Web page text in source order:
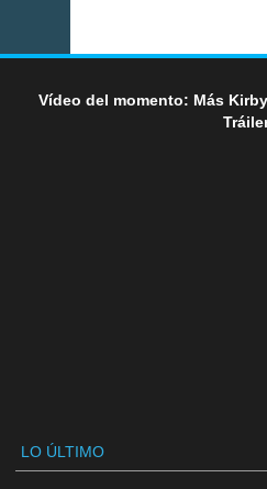
Vídeo del momento: Más
LO ÚLTIMO